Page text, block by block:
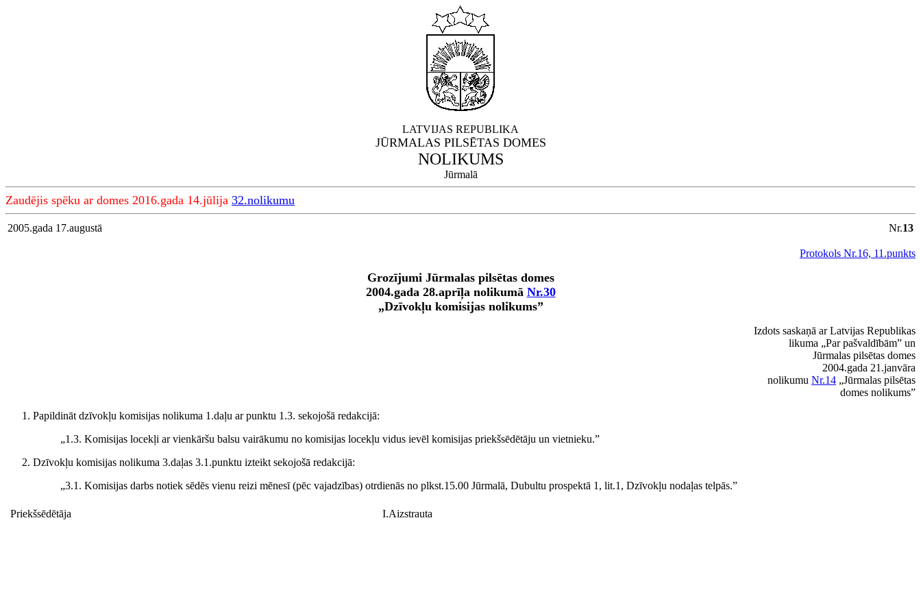
LATVIJAS REPUBLIKA
JŪRMALAS PILSĒTAS DOMES
NOLIKUMS
Jūrmalā
Zaudējis spēku ar domes 2016.gada 14.jūlija 32.nolikumu
2005.gada 17.augustā Nr.13
Protokols Nr.16, 11.punkts
Grozījumi Jūrmalas pilsētas domes
2004.gada 28.aprīļa nolikumā Nr.30
„Dzīvokļu komisijas nolikums”
Izdots saskaņā ar Latvijas Republikas
likuma „Par pašvaldībām” un
Jūrmalas pilsētas domes
2004.gada 21.janvāra
nolikumu Nr.14 „Jūrmalas pilsētas
domes nolikums”
Papildināt dzīvokļu komisijas nolikuma 1.daļu ar punktu 1.3. sekojošā redakcijā:
„1.3. Komisijas locekļi ar vienkāršu balsu vairākumu no komisijas locekļu vidus ievēl komisijas priekšsēdētāju un vietnieku.”
Dzīvokļu komisijas nolikuma 3.daļas 3.1.punktu izteikt sekojošā redakcijā:
„3.1. Komisijas darbs notiek sēdēs vienu reizi mēnesī (pēc vajadzības) otrdienās no plkst.15.00 Jūrmalā, Dubultu prospektā 1, lit.1, Dzīvokļu nodaļas telpās.”
Priekšsēdētāja I.Aizstrauta